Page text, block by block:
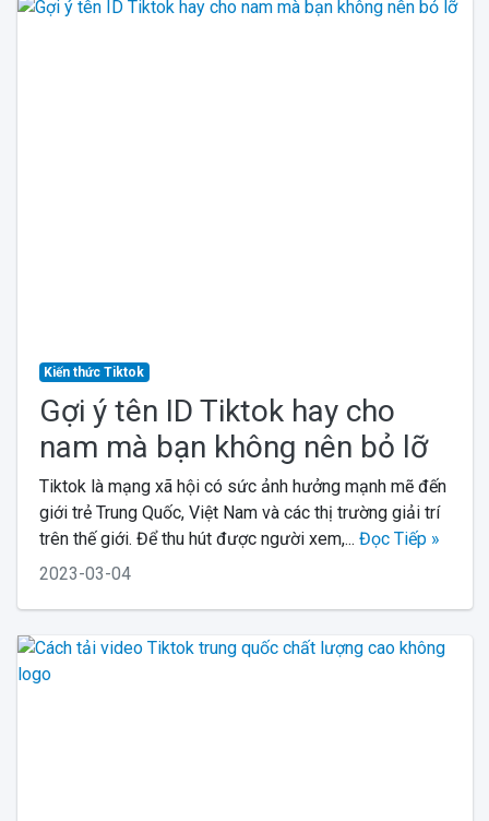
Kiến thức Tiktok
Gợi ý tên ID Tiktok hay cho
nam mà bạn không nên bỏ lỡ
Tiktok là mạng xã hội có sức ảnh hưởng mạnh mẽ đến
giới trẻ Trung Quốc, Việt Nam và các thị trường giải trí
trên thế giới. Để thu hút được người xem,... Đọc Tiếp »
2023-03-04